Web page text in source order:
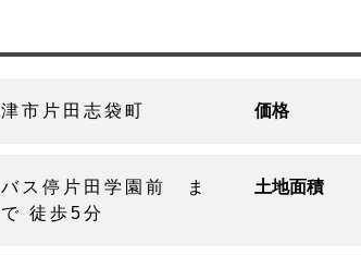
津市片田志袋町 価格
バス停片田学園前 ま
で 徒歩5分
土地面積